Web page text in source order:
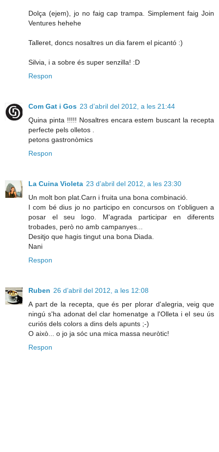
Dolça (ejem), jo no faig cap trampa. Simplement faig Join
Ventures hehehe
Talleret, doncs nosaltres un dia farem el picantó :)
Silvia, i a sobre és super senzilla! :D
Respon
Com Gat i Gos 23 d’abril del 2012, a les 21:44
Quina pinta !!!!! Nosaltres encara estem buscant la recepta
perfecte pels olletos .
petons gastronòmics
Respon
La Cuina Violeta 23 d’abril del 2012, a les 23:30
Un molt bon plat.Carn i fruita una bona combinació.
I com bé dius jo no participo en concursos on t'obliguen a
posar el seu logo. M'agrada participar en diferents
trobades, però no amb campanyes...
Desitjo que hagis tingut una bona Diada.
Nani
Respon
Ruben 26 d’abril del 2012, a les 12:08
A part de la recepta, que és per plorar d'alegria, veig que
ningú s'ha adonat del clar homenatge a l'Olleta i el seu ús
curiós dels colors a dins dels apunts ;-)
O això... o jo ja sóc una mica massa neuròtic!
Respon